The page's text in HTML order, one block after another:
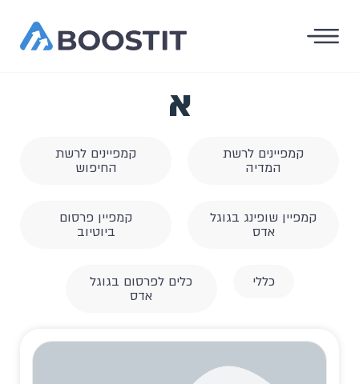
א
קמפיינים לרשת
המדיה
קמפיינים לרשת
החיפוש
קמפיין שופינג בגוגל
אדס
קמפיין פרסום
ביוטיוב
כללי
כלים לפרסום בגוגל
אדס